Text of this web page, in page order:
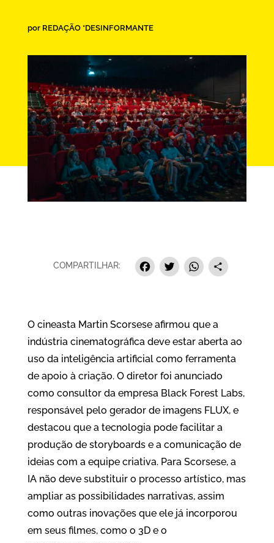
por REDAÇÃO *DESINFORMANTE
COMPARTILHAR: Facebook
Twitter
O cineasta Martin Scorsese afirmou que a
indústria cinematográfica deve estar aberta ao
uso da inteligência artificial como ferramenta
de apoio à criação. O diretor foi anunciado
como consultor da empresa Black Forest Labs,
responsável pelo gerador de imagens FLUX, e
destacou que a tecnologia pode facilitar a
produção de storyboards e a comunicação de
ideias com a equipe criativa. Para Scorsese, a
IA não deve substituir o processo artístico, mas
ampliar as possibilidades narrativas, assim
como outras inovações que ele já incorporou
em seus filmes, como o 3D e o